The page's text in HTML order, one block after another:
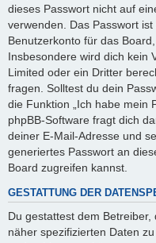
dieses Passwort nicht auf
verwenden. Das Passwort
Benutzerkonto für das
Insbesondere wird dich kein
Limited oder ein Dritter
fragen. Solltest du dein
die Funktion „Ich habe mein
phpBB-Software fragt dich
deiner E-Mail-Adresse und
generiertes Passwort an
Board zugreifen kannst.
GESTATTUNG DER
Du gestattest dem
näher spezifizierten Daten